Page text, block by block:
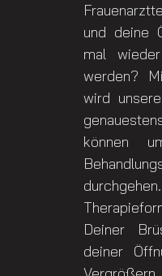
und deine
mal
werden?
wird
können
Deiner
deiner